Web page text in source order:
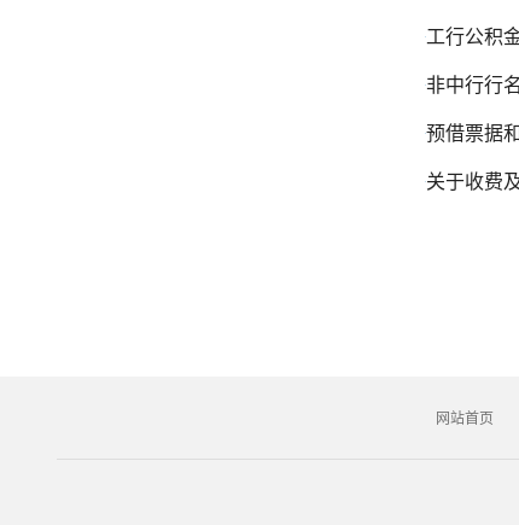
工行公积
非中行行
预借票据
关于收费
网站首页